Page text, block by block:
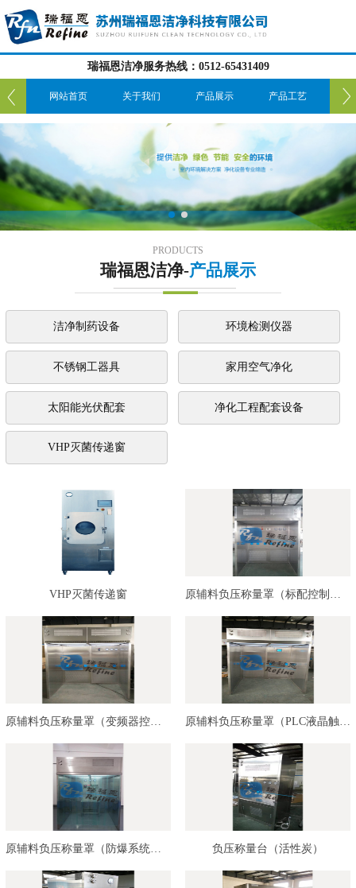
瑞福恩洁净服务热线：0512-65431409
们 网站首页 关于我们 产品展示 产品工艺 服
PRODUCTS
瑞福恩洁净-产品展示
洁净制药设备 环境检测仪器
不锈钢工器具 家用空气净化
太阳能光伏配套 净化工程配套设备
VHP灭菌传递窗
VHP灭菌传递窗
原辅料负压称量罩（变频器控制）…
原辅料负压称量罩（防爆系统控制… 负压称量台（活性炭）